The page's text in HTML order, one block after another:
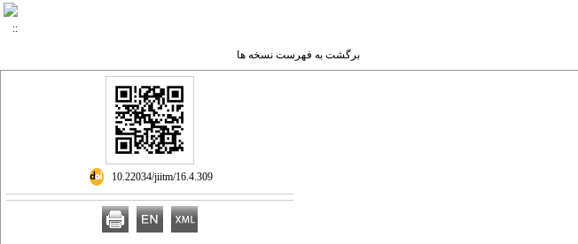
برگشت به فهرست نسخه ها
‎ 10.22034/jiitm/16.4.309